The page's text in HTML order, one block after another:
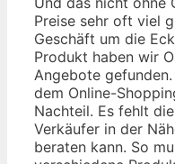
Preise sehr oft viel
Geschäft um die
Produkt haben wir
Angebote
dem Online-
Nachteil. Es fehlt
Verkäufer in der
beraten kann. So